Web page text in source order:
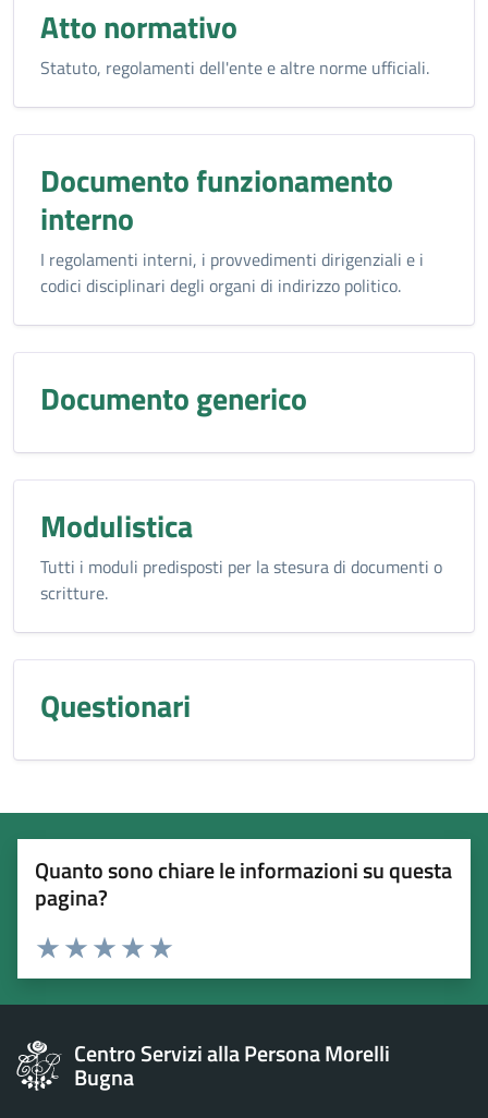
Atto normativo
Statuto, regolamenti dell'ente e altre norme ufficiali.
Documento funzionamento
interno
I regolamenti interni, i provvedimenti dirigenziali e i
codici disciplinari degli organi di indirizzo politico.
Documento generico
Modulistica
Tutti i moduli predisposti per la stesura di documenti o
scritture.
Questionari
Quanto sono chiare le informazioni su questa
pagina?
Esprimi una valutazione
Valuta 5 stelle su 5
Valuta 4 stelle su 5
Valuta 3 stelle su 5
Valuta 2 stelle su 5
Valuta 1 stelle su 5
Centro Servizi alla Persona Morelli
Bugna